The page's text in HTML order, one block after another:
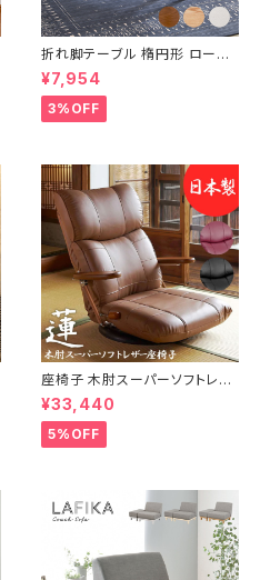
折れ脚テーブル 楕円形 ローテ
ーブル センターテーブル リビン
グテーブル 天然木 幅95 3色展
開
¥7,954
3%OFF
座椅子 木肘スーパーソフトレザ
ー座椅子 リクライニング回転座
椅子 座椅子 父の日 敬老の日
プレゼント 完成品
¥33,440
5%OFF